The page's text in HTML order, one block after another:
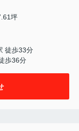
坪
徒歩33分
歩36分